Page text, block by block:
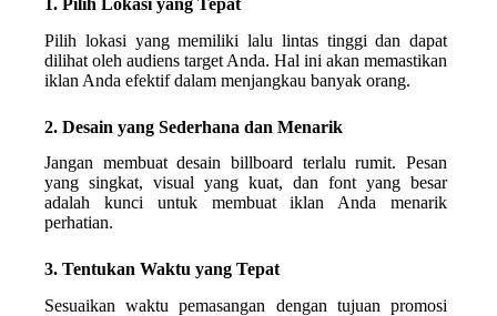
Pilih lokasi yang memiliki lalu lintas tinggi dan dapat
dilihat oleh audiens target Anda. Hal ini akan memastikan
iklan Anda efektif dalam menjangkau banyak orang.
2. Desain yang Sederhana dan Menarik
Jangan membuat desain billboard terlalu rumit. Pesan
yang singkat, visual yang kuat, dan font yang besar
adalah kunci untuk membuat iklan Anda menarik
perhatian.
3. Tentukan Waktu yang Tepat
Sesuaikan waktu pemasangan dengan tujuan promosi